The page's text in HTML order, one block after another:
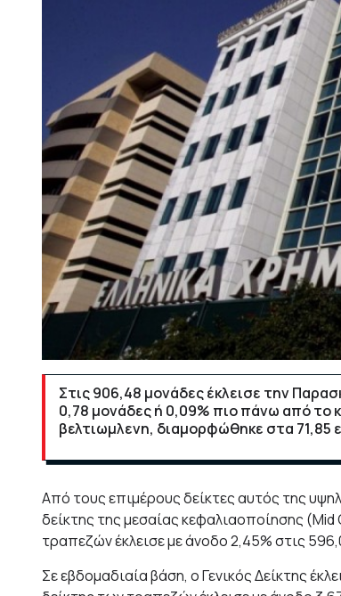
Στις 906,48 μονάδες έκλεισε την
0,78 μονάδες ή 0,09% πιο πάνω από το
βελτιωμλενη, διαμορφώθηκε στα 71,85
Από τους επιμέρους δείκτες αυτός της
δείκτης της μεσαίας κεφαλιαοποίησης (Mid
τραπεζών έκλεισε με άνοδο 2,45% στις
Σε εβδομαδιαία βάση, ο Γενικός Δείκτης